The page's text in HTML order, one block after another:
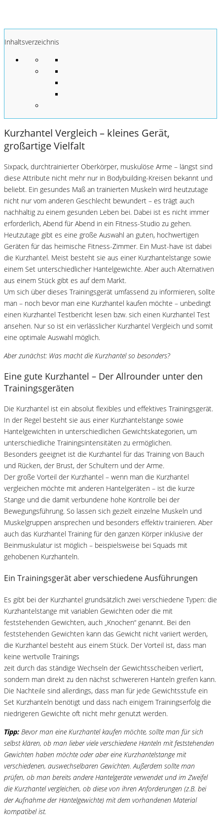
Inhaltsverzeichnis
Kurzhantel Vergleich – kleines Gerät,
großartige Vielfalt
Sixpack, durchtrainierter Oberkörper, muskulöse Arme – längst sind
diese Attribute nicht mehr nur in Bodybuilding-Kreisen bekannt und
beliebt. Ein gesundes Maß an trainierten Muskeln wird heutzutage
nicht nur vom anderen Geschlecht bewundert – es trägt auch
nachhaltig zu einem gesunden Leben bei. Dabei ist es nicht immer
erforderlich, Abend für Abend in ein Fitness-Studio zu gehen.
Heutzutage gibt es eine große Auswahl an guten, hochwertigen
Geräten für das heimische Fitness-Zimmer. Ein Must-have ist dabei
die Kurzhantel. Meist besteht sie aus einer Kurzhantelstange sowie
einem Set unterschiedlicher Hantelgewichte. Aber auch Alternativen
aus einem Stück gibt es auf dem Markt.
Um sich über dieses Trainingsgerät umfassend zu informieren, sollte
man – noch bevor man eine Kurzhantel kaufen möchte – unbedingt
einen Kurzhantel Testbericht lesen bzw. sich einen Kurzhantel Test
ansehen. Nur so ist ein verlässlicher Kurzhantel Vergleich und somit
eine optimale Auswahl möglich.
Aber zunächst: Was macht die Kurzhantel so besonders?
Eine gute Kurzhantel – Der Allrounder unter den
Trainingsgeräten
Die Kurzhantel ist ein absolut flexibles und effektives Trainingsgerät.
In der Regel besteht sie aus einer Kurzhantelstange sowie
Hantelgewichten in unterschiedlichen Gewichtskategorien, um
unterschiedliche Trainingsintensitäten zu ermöglichen.
Besonders geeignet ist die Kurzhantel für das Training von Bauch
und Rücken, der Brust, der Schultern und der Arme.
Der große Vorteil der Kurzhantel – wenn man die Kurzhantel
vergleichen möchte mit anderen Hantelgeräten – ist die kurze
Stange und die damit verbundene hohe Kontrolle bei der
Bewegungsführung. So lassen sich gezielt einzelne Muskeln und
Muskelgruppen ansprechen und besonders effektiv trainieren. Aber
auch das Kurzhantel Training für den ganzen Körper inklusive der
Beinmuskulatur ist möglich – beispielsweise bei Squads mit
gehobenen Kurzhanteln.
Ein Trainingsgerät aber verschiedene Ausführungen
Es gibt bei der Kurzhantel grundsätzlich zwei verschiedene Typen: die
Kurzhantelstange mit variablen Gewichten oder die mit
feststehenden Gewichten, auch „Knochen“ genannt. Bei den
feststehenden Gewichten kann das Gewicht nicht variiert werden,
die Kurzhantel besteht aus einem Stück. Der Vorteil ist, dass man
keine wertvolle Trainings
zeit durch das ständige Wechseln der Gewichtsscheiben verliert,
sondern man direkt zu den nächst schwereren Hanteln greifen kann.
Die Nachteile sind allerdings, dass man für jede Gewichtsstufe ein
Set Kurzhanteln benötigt und dass nach einigem Trainingserfolg die
niedrigeren Gewichte oft nicht mehr genutzt werden.
Tipp: Bevor man eine Kurzhantel kaufen möchte, sollte man für sich
selbst klären, ob man lieber viele verschiedene Hanteln mit feststehenden
Gewichten haben möchte oder aber eine Kurzhantelstange mit
verschiedenen, auswechselbaren Gewichten. Außerdem sollte man
prüfen, ob man bereits andere Hantelgeräte verwendet und im Zweifel
die Kurzhantel vergleichen, ob diese von ihren Anforderungen (z.B. bei
der Aufnahme der Hantelgewichte) mit dem vorhandenen Material
kompatibel ist.